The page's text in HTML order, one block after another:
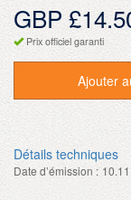
GBP
Prix officiel garanti
Ajouter
Détails techniques
Date d’émission :